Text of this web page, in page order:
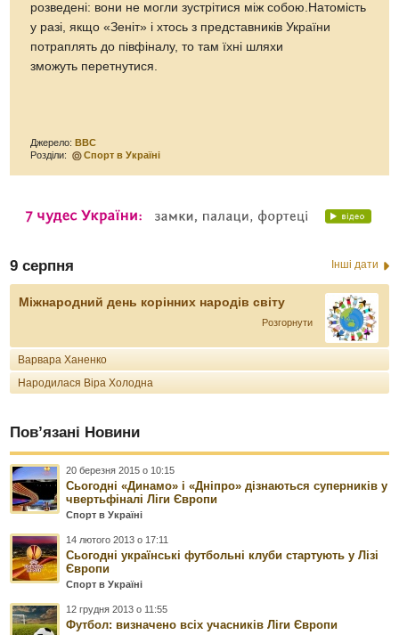
розведені: вони не могли зустрітися між собою.Натомість
у разі, якщо «Зеніт» і хтось з представників України
потраплять до півфіналу, то там їхні шляхи
зможуть перетнутися.
Джерело:ВВС
Розділи:
Спорт в Україні
9 серпня Інші дати
Міжнародний день корінних народів світу
Розгорнути
Варвара Ханенко
Народилася Віра Холодна
Пов’язані Новини
20 березня 2015 о 10:15
Сьогодні «Динамо» і «Дніпро» дізнаються суперників у
чвертьфіналі Ліги Європи
Спорт в Україні
14 лютого 2013 о 17:11
Сьогодні українські футбольні клуби стартують у Лізі
Європи
Спорт в Україні
12 грудня 2013 о 11:55
Футбол: визначено всіх учасників Ліги Європи